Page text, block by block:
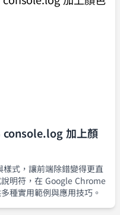
console.log 加上顏
式，讓前端除錯變得更直
明符，在 Google Chrome
種實用範例與應用技巧。